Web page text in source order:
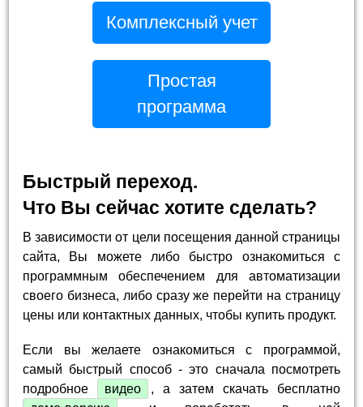
Комплексный учет
Простая
программа
Быстрый переход.
Что Вы сейчас хотите сделать?
В зависимости от цели посещения данной страницы
сайта, Вы можете либо быстро ознакомиться с
программным обеспечением для автоматизации
своего бизнеса, либо сразу же перейти на страницу
цены или контактных данных, чтобы купить продукт.
Если вы желаете ознакомиться с программой,
самый быстрый способ - это сначала посмотреть
подробное
видео
, а затем скачать бесплатно